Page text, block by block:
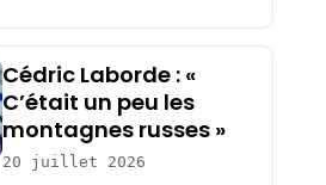
Cédric Laborde : «
C’était un peu les
montagnes russes »
20 juillet 2026